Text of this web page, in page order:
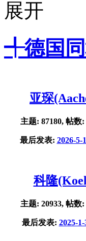
╃德国
亚琛
主题: 87180, 帖数:
最后发表: 2026-5-
科隆
主题: 20933, 帖数:
最后发表: 2025-